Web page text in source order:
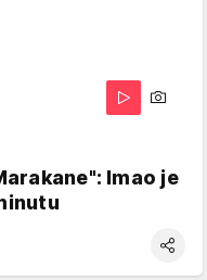
Imao je